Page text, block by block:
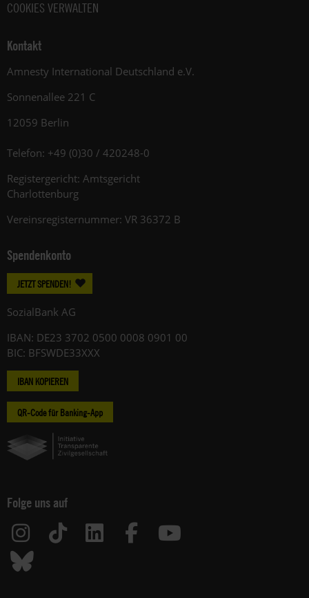
COOKIES VERWALTEN
Kontakt
Amnesty International Deutschland e.V.
Sonnenallee 221 C
12059 Berlin
Telefon: +49 (0)30 / 420248-0
Registergericht: Amtsgericht
Charlottenburg
Vereinsregisternummer: VR 36372 B
Spendenkonto
JETZT SPENDEN!
SozialBank AG
IBAN: DE23 3702 0500 0008 0901 00
BIC: BFSWDE33XXX
IBAN KOPIEREN
QR-Code für Banking-App
Folge uns auf